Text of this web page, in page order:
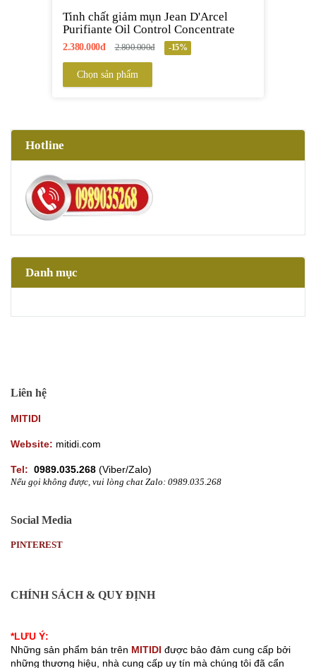
Tinh chất giảm mụn Jean D'Arcel
Purifiante Oil Control Concentrate
2.380.000đ 2.800.000đ -15%
Chọn sản phẩm
Hotline
Danh mục
Liên hệ
MITIDI
Website: mitidi.com
Tel: 0989.035.268 (Viber/Zalo)
Nếu gọi không được, vui lòng chat Zalo: 0989.035.268
Social Media
PINTEREST
CHÍNH SÁCH & QUY ĐỊNH
*LƯU Ý:
Những sản phẩm bán trên MITIDI được bảo đảm cung cấp bởi
những thương hiệu, nhà cung cấp uy tín mà chúng tôi đã cẩn